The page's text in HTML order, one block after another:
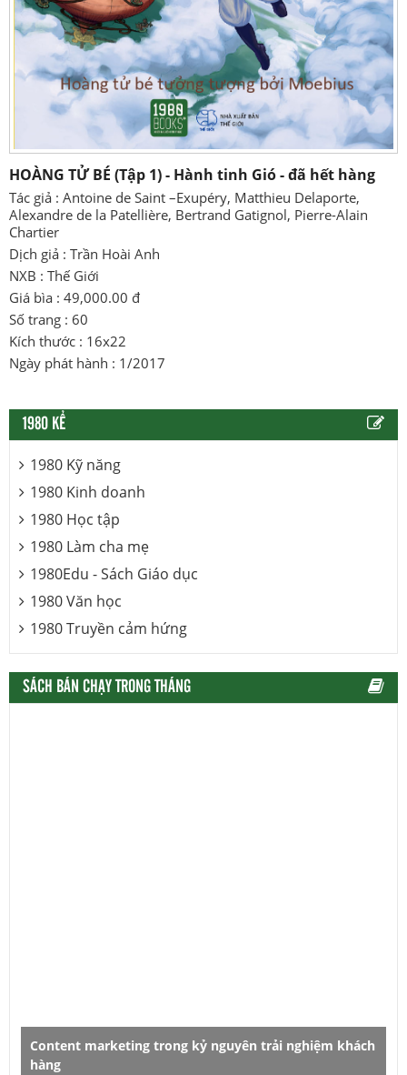
HOÀNG TỬ BÉ (Tập 1) - Hành tinh Gió - đã hết hàng
Tác giả : Antoine de Saint –Exupéry, Matthieu Delaporte,
Alexandre de la Patellière, Bertrand Gatignol, Pierre-Alain
Chartier
Dịch giả : Trần Hoài Anh
NXB : Thế Giới
Giá bìa : 49,000.00 đ
Số trang : 60
Kích thước : 16x22
Ngày phát hành : 1/2017
1980 KỂ
1980 Kỹ năng
1980 Kinh doanh
1980 Học tập
1980 Làm cha mẹ
1980Edu - Sách Giáo dục
1980 Văn học
1980 Truyền cảm hứng
SÁCH BÁN CHẠY TRONG THÁNG
Content marketing trong kỷ nguyên trải nghiệm khách
hàng